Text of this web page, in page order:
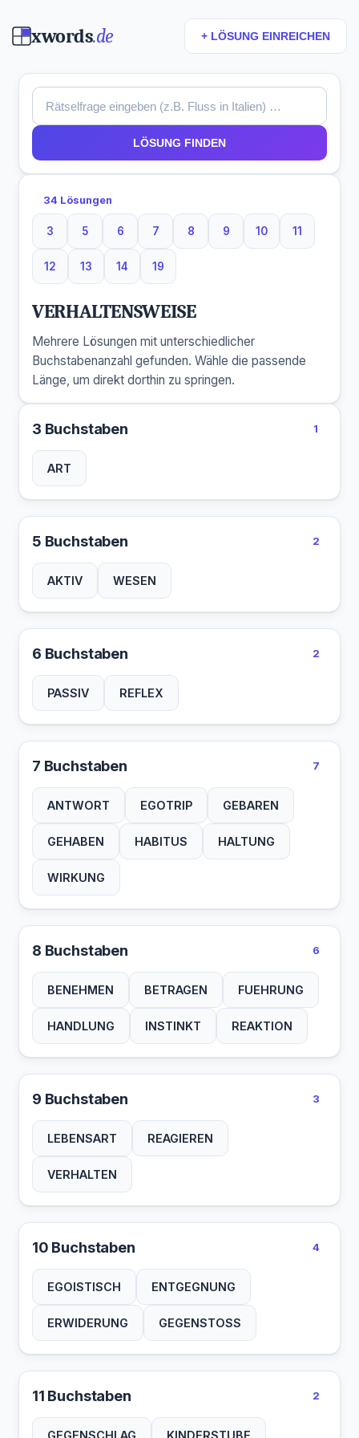
xwords.de + LÖSUNG EINREICHEN
LÖSUNG FINDEN
34 Lösungen
3
3 Buchstaben
5
5 Buchstaben
6
6 Buchstaben
7
7 Buchstaben
8
8 Buchstaben
9
9 Buchstaben
10
10 Buchstaben
11
11
12
12 Buchstaben
13
13 Buchstaben
14
14 Buchstaben
19
19 Buchstaben
VERHALTENSWEISE
Mehrere Lösungen mit unterschiedlicher
Buchstabenanzahl gefunden. Wähle die passende
Länge, um direkt dorthin zu springen.
3 Buchstaben 1
ART
5 Buchstaben 2
AKTIV WESEN
6 Buchstaben 2
PASSIV REFLEX
7 Buchstaben 7
ANTWORT EGOTRIP GEBAREN
GEHABEN HABITUS HALTUNG
WIRKUNG
8 Buchstaben 6
BENEHMEN BETRAGEN FUEHRUNG
HANDLUNG INSTINKT REAKTION
9 Buchstaben 3
LEBENSART REAGIEREN
VERHALTEN
10 Buchstaben 4
EGOISTISCH ENTGEGNUNG
ERWIDERUNG GEGENSTOSS
11 Buchstaben 2
GEGENSCHLAG KINDERSTUBE